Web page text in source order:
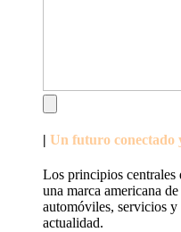
| Un futuro conectado
Los principios centrales
una marca americana
automóviles, servicios y
actualidad.